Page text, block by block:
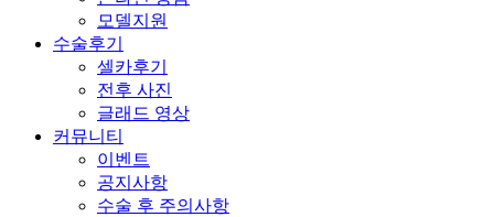
모델지원
수술후기
셀카후기
전후 사진
글래드 영상
커뮤니티
이벤트
공지사항
수술 후 주의사항